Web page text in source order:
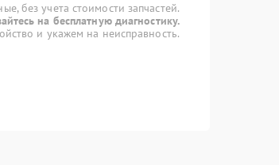
без учета стоимости запчастей.
на бесплатную диагностику.
и укажем на неисправность.